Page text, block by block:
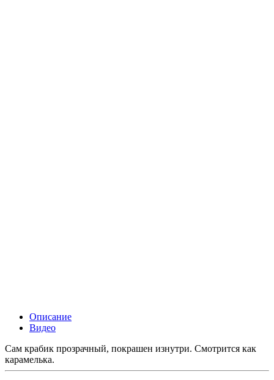
Описание
Видео
Сам крабик прозрачный, покрашен изнутри. Смотрится как
карамелька.